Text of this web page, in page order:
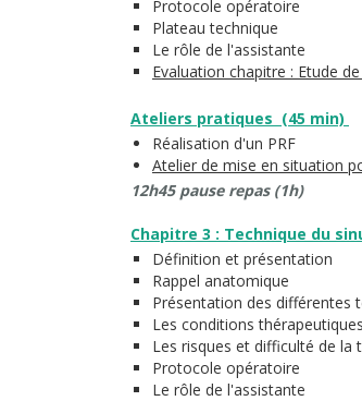
Protocole opératoire
Plateau technique
Le rôle de l'assistante
Evaluation chapitre : Etude
Ateliers pratiques (45 min)
Réalisation d'un PRF
Atelier de mise en situation
12h45 pause repas (1h)
Chapitre 3 : Technique du
Définition et présentation
Rappel anatomique
Présentation des différentes
Les conditions thérapeutiques
Les risques et difficulté de la
Protocole opératoire
Le rôle de l'assistante